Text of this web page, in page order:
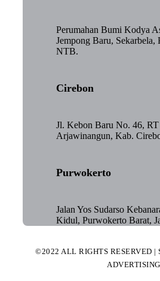
Perumahan Bumi Kodya
Jempong Baru, Sekarbela,
NTB.
Cirebon
Jl. Kebon Baru No. 46, RT
Arjawinangun, Kab.
Purwokerto
Jalan Yos Sudarso
Kidul, Purwokerto Barat,
©2022 ALL RIGHTS RESERVED |
ADVERTISING